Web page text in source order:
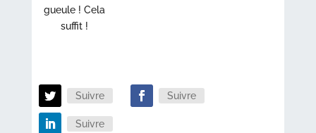
gueule ! Cela
suffit !
Suivre Suivre
Suivre